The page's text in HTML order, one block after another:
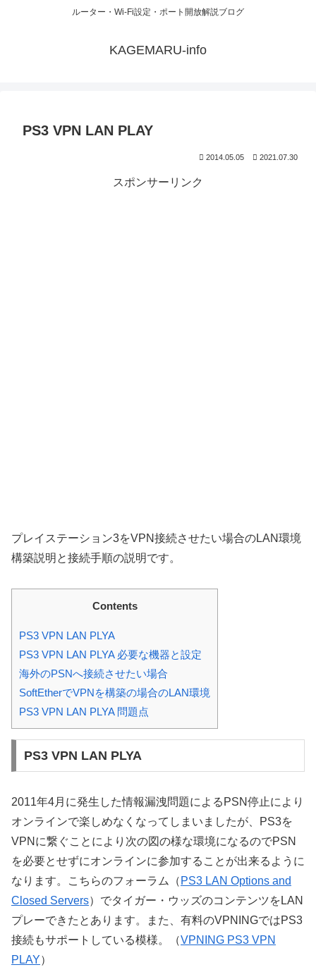
ルーター・Wi-Fi設定・ポート開放解説ブログ
KAGEMARU-info
PS3 VPN LAN PLAY
2014.05.05 2021.07.30
スポンサーリンク
プレイステーション3をVPN接続させたい場合のLAN環境
構築説明と接続手順の説明です。
Contents
PS3 VPN LAN PLYA
PS3 VPN LAN PLYA 必要な機器と設定
海外のPSNへ接続させたい場合
SoftEtherでVPNを構築の場合のLAN環境
PS3 VPN LAN PLYA 問題点
PS3 VPN LAN PLYA
2011年4月に発生した情報漏洩問題によるPSN停止により
オンラインで楽しめなくなってしまいましたが、PS3を
VPNに繋ぐことにより次の図の様な環境になるのでPSN
を必要とせずにオンラインに参加することが出来るように
なります。こちらのフォーラム（ PS3 LAN Options and
Closed Servers）でタイガー・ウッズのコンテンツをLAN
プレーできたとあります。また、有料のVPNINGではPS3
接続もサポートしている模様。（VPNING PS3 VPN
PLAY）